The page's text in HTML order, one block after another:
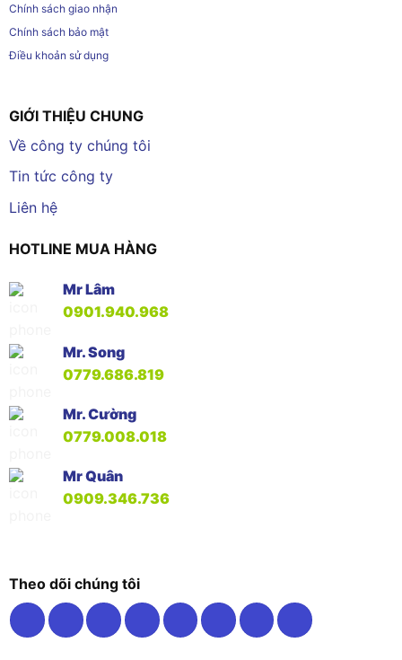
Chính sách giao nhận
Chính sách bảo mật
Điều khoản sử dụng
GIỚI THIỆU CHUNG
Về công ty chúng tôi
Tin tức công ty
Liên hệ
HOTLINE MUA HÀNG
Mr Lâm
0901.940.968
Mr. Song
0779.686.819
Mr. Cường
0779.008.018
Mr Quân
0909.346.736
Theo dõi chúng tôi